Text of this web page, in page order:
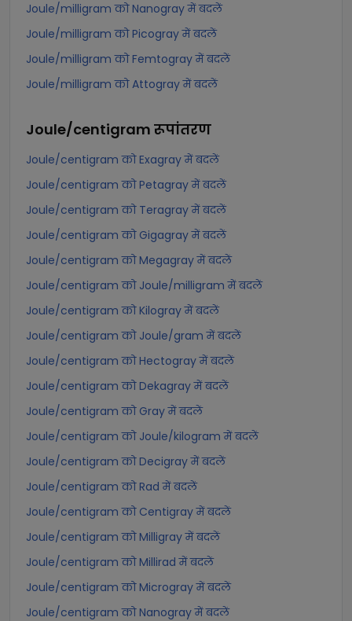
Joule/milligram को Nanogray में बदलें
Joule/milligram को Picogray में बदलें
Joule/milligram को Femtogray में बदलें
Joule/milligram को Attogray में बदलें
Joule/centigram रूपांतरण
Joule/centigram को Exagray में बदलें
Joule/centigram को Petagray में बदलें
Joule/centigram को Teragray में बदलें
Joule/centigram को Gigagray में बदलें
Joule/centigram को Megagray में बदलें
Joule/centigram को Joule/milligram में बदलें
Joule/centigram को Kilogray में बदलें
Joule/centigram को Joule/gram में बदलें
Joule/centigram को Hectogray में बदलें
Joule/centigram को Dekagray में बदलें
Joule/centigram को Gray में बदलें
Joule/centigram को Joule/kilogram में बदलें
Joule/centigram को Decigray में बदलें
Joule/centigram को Rad में बदलें
Joule/centigram को Centigray में बदलें
Joule/centigram को Milligray में बदलें
Joule/centigram को Millirad में बदलें
Joule/centigram को Microgray में बदलें
Joule/centigram को Nanogray में बदलें